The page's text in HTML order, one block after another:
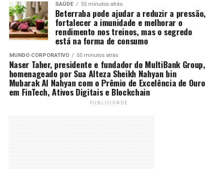
SAÚDE 55 minutos atrás
Beterraba pode ajudar a reduzir a pressão,
fortalecer a imunidade e melhorar o
rendimento nos treinos, mas o segredo
está na forma de consumo
MUNDO CORPORATIVO 55 minutos atrás
Naser Taher, presidente e fundador do MultiBank Group,
homenageado por Sua Alteza Sheikh Nahyan bin
Mubarak Al Nahyan com o Prêmio de Excelência de Ouro
em FinTech, Ativos Digitais e Blockchain
PUBLICIDADE